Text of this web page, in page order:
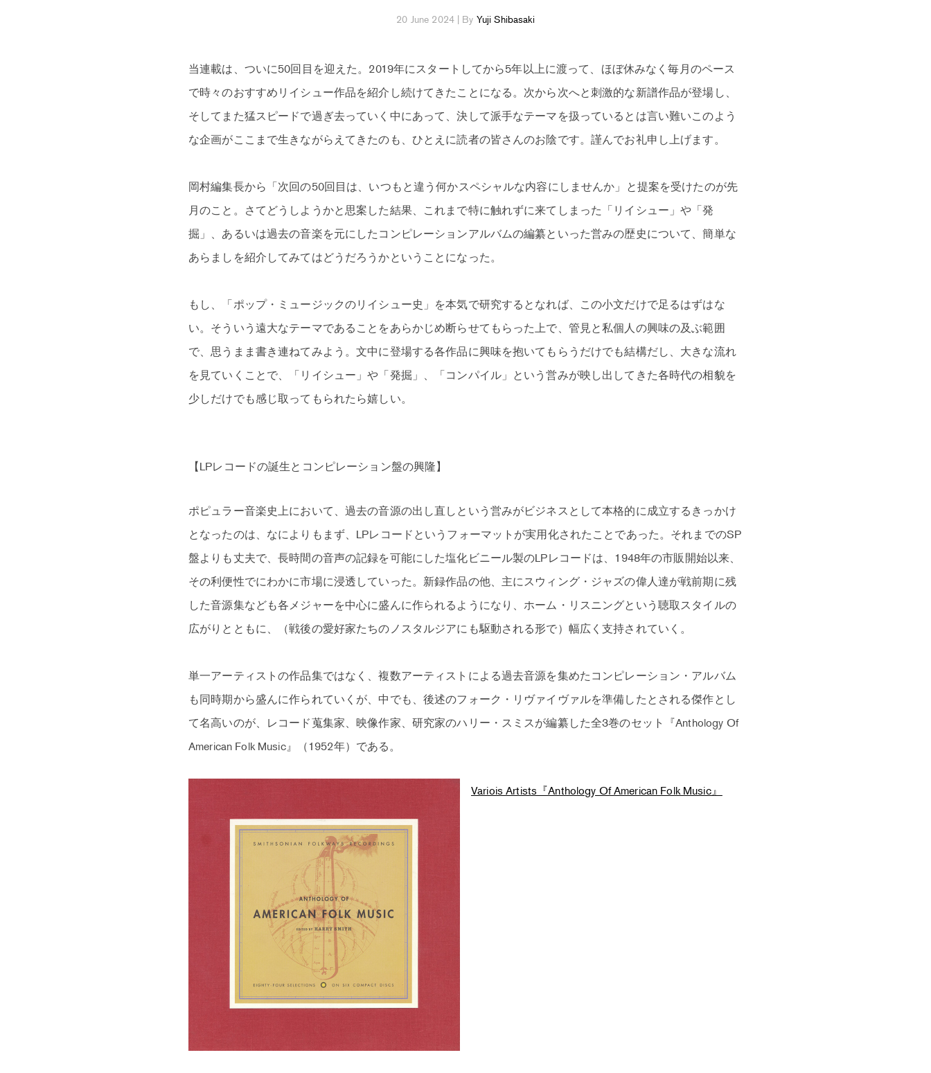
20 June 2024 | By Yuji Shibasaki
当連載は、ついに50回目を迎えた。2019年にスタートしてから5年以上に渡って、ほぼ休みなく毎月のペース
で時々のおすすめリイシュー作品を紹介し続けてきたことになる。次から次へと刺激的な新譜作品が登場し、
そしてまた猛スピードで過ぎ去っていく中にあって、決して派手なテーマを扱っているとは言い難いこのよう
な企画がここまで生きながらえてきたのも、ひとえに読者の皆さんのお陰です。謹んでお礼申し上げます。
岡村編集長から「次回の50回目は、いつもと違う何かスペシャルな内容にしませんか」と提案を受けたのが先
月のこと。さてどうしようかと思案した結果、これまで特に触れずに来てしまった「リイシュー」や「発
掘」、あるいは過去の音楽を元にしたコンピレーションアルバムの編纂といった営みの歴史について、簡単な
あらましを紹介してみてはどうだろうかということになった。
もし、「ポップ・ミュージックのリイシュー史」を本気で研究するとなれば、この小文だけで足るはずはな
い。そういう遠大なテーマであることをあらかじめ断らせてもらった上で、管見と私個人の興味の及ぶ範囲
で、思うまま書き連ねてみよう。文中に登場する各作品に興味を抱いてもらうだけでも結構だし、大きな流れ
を見ていくことで、「リイシュー」や「発掘」、「コンパイル」という営みが映し出してきた各時代の相貌を
少しだけでも感じ取ってもられたら嬉しい。
【LPレコードの誕生とコンピレーション盤の興隆】
ポピュラー音楽史上において、過去の音源の出し直しという営みがビジネスとして本格的に成立するきっかけ
となったのは、なによりもまず、LPレコードというフォーマットが実用化されたことであった。それまでのSP
盤よりも丈夫で、長時間の音声の記録を可能にした塩化ビニール製のLPレコードは、1948年の市販開始以来、
その利便性でにわかに市場に浸透していった。新録作品の他、主にスウィング・ジャズの偉人達が戦前期に残
した音源集なども各メジャーを中心に盛んに作られるようになり、ホーム・リスニングという聴取スタイルの
広がりとともに、（戦後の愛好家たちのノスタルジアにも駆動される形で）幅広く支持されていく。
単一アーティストの作品集ではなく、複数アーティストによる過去音源を集めたコンピレーション・アルバム
も同時期から盛んに作られていくが、中でも、後述のフォーク・リヴァイヴァルを準備したとされる傑作とし
て名高いのが、レコード蒐集家、映像作家、研究家のハリー・スミスが編纂した全3巻のセット『Anthology Of
American Folk Music』（1952年）である。
Variois Artists『Anthology Of American Folk Music』